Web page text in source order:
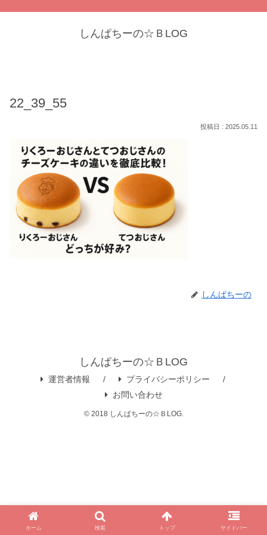
しんぱちーの☆ＢLOG
22_39_55
2025.05.11
しんぱちーの
しんぱちーの☆ＢLOG
運営者情報
プライバシーポリシー
お問い合わせ
© 2018 しんぱちーの☆ＢLOG.
ホーム 検索 トップ サイドバー